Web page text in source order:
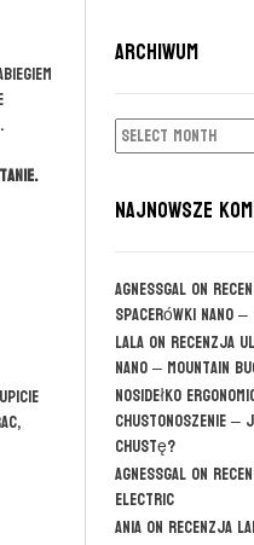
ARCHIWUM
ARCHIWUM
NAJNOWSZE
agnessgalon
spacerówki Nano –
Lalaon Recenzja
Nano – Mountain
Nosidełko
chustę?
agnessgalon
Electric
Aniaon Recenzja